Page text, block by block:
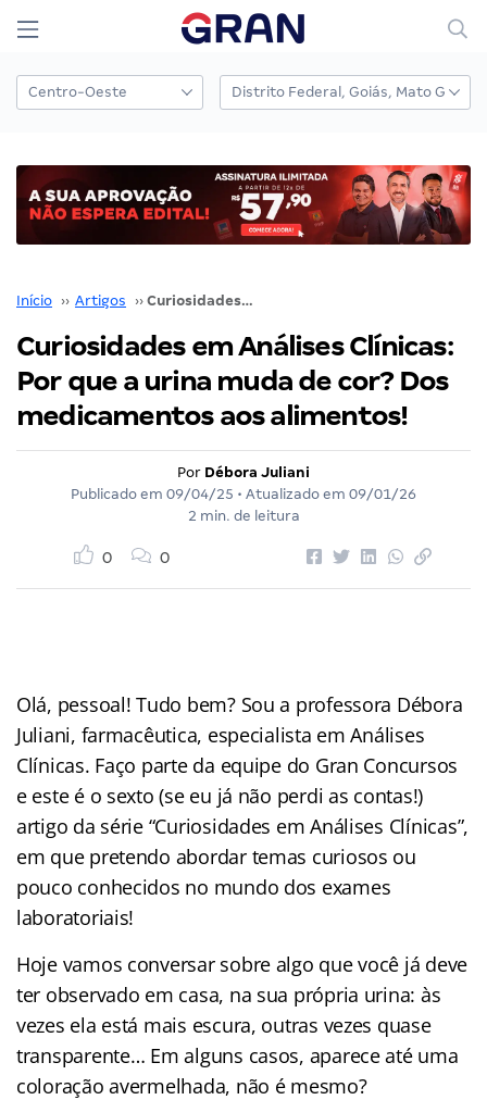
Início ›› Artigos ›› Curiosidades em Análises Clínicas: Por que a urina muda de cor? Dos medicamentos aos alimentos!
Curiosidades em Análises Clínicas:
Por que a urina muda de cor? Dos
medicamentos aos alimentos!
Por Débora Juliani
Publicado em 09/04/25 • Atualizado em 09/01/26
2 min. de leitura
0 0
Olá, pessoal! Tudo bem? Sou a professora Débora
Juliani, farmacêutica, especialista em Análises
Clínicas. Faço parte da equipe do Gran Concursos
e este é o sexto (se eu já não perdi as contas!)
artigo da série “Curiosidades em Análises Clínicas”,
em que pretendo abordar temas curiosos ou
pouco conhecidos no mundo dos exames
laboratoriais!
Hoje vamos conversar sobre algo que você já deve
ter observado em casa, na sua própria urina: às
vezes ela está mais escura, outras vezes quase
transparente… Em alguns casos, aparece até uma
coloração avermelhada, não é mesmo?